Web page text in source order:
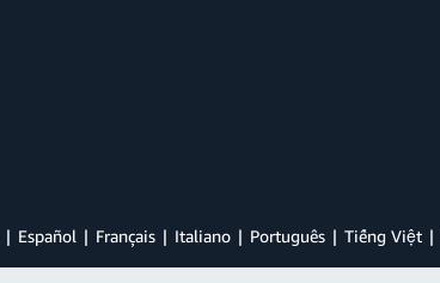
Español Français Italiano Português Tiếng Việt